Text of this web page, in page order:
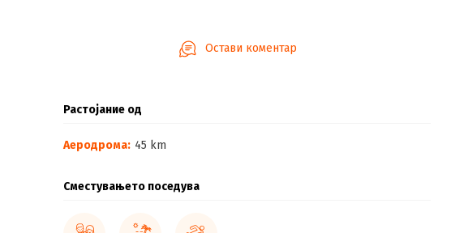
Остави коментар
Растојание од
Аеродрома: 45 km
Сместувањето поседува